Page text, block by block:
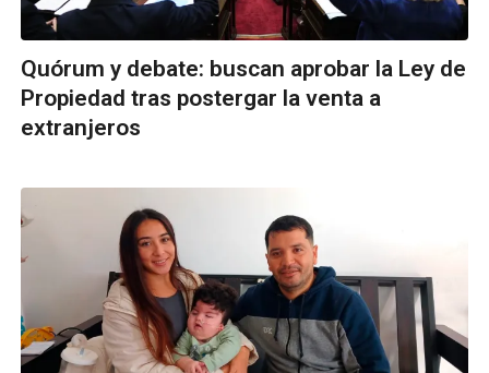
Quórum y debate: buscan aprobar la Ley de
Propiedad tras postergar la venta a
extranjeros